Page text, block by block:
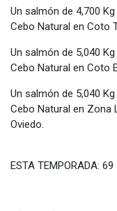
Un salmón de 4,700
Cebo Natural en Coto
Un salmón de 5,040
Cebo Natural en Coto
Un salmón de 5,040
Cebo Natural en Zona
Oviedo.
ESTA TEMPORADA: 69